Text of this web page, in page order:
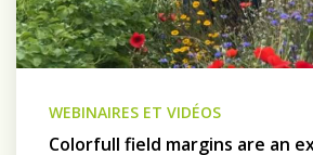
WEBINAIRES ET VIDÉOS
Colorfull field margins are an